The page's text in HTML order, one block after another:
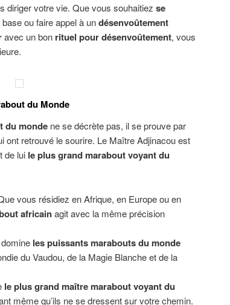
diriger votre vie. Que vous souhaitiez se
ou faire appel à undésenvoûtement
avec un bon rituel pour désenvoûtement, vous
du Monde
du monde ne se décrète pas, il se prouve par
ont retrouvé le sourire. Le Maître Adjinacou est
de lui le plus grand marabout voyant du
vous résidiez en Afrique, en Europe ou en
africainagit avec la même précision
les puissants marabouts du monde
du Vaudou, de la Magie Blanche et de la
le plus grand maître marabout voyant du
même qu’ils ne se dressent sur votre chemin.